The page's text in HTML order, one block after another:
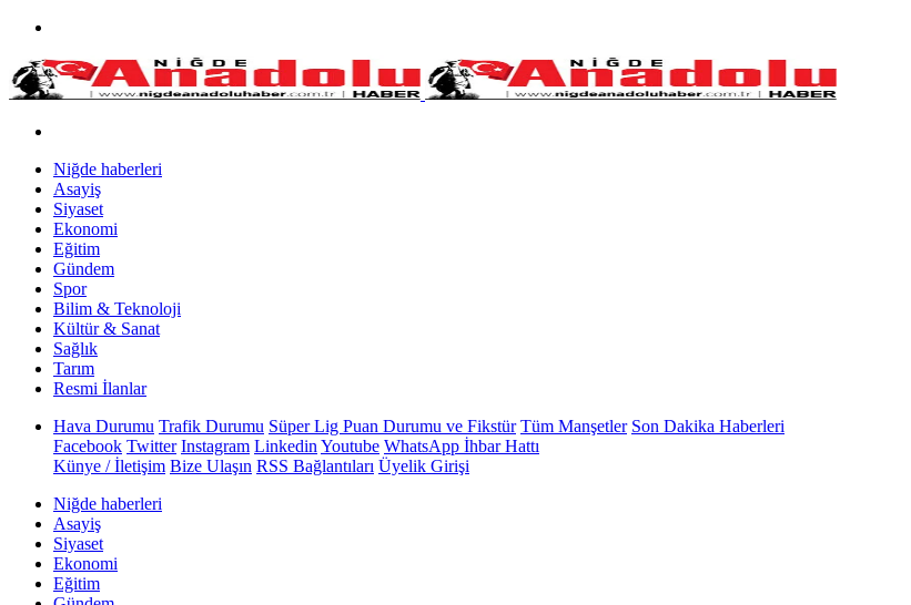
Niğde haberleri
Asayiş
Siyaset
Ekonomi
Eğitim
Gündem
Spor
Bilim & Teknoloji
Kültür & Sanat
Sağlık
Tarım
Resmi İlanlar
Hava Durumu Trafik Durumu Süper Lig Puan Durumu ve Fikstür Tüm Manşetler Son Dakika Haberleri
Facebook Twitter Instagram Linkedin Youtube WhatsApp İhbar Hattı
Künye / İletişim Bize Ulaşın RSS Bağlantıları Üyelik Girişi
Niğde haberleri
Asayiş
Siyaset
Ekonomi
Eğitim